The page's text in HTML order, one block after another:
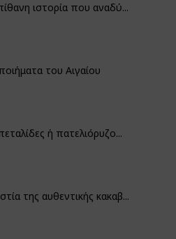
ιστορία που αναδύ...
του Αιγαίου
ή πατελιόρυζο...
της αυθεντικής κακαβ...